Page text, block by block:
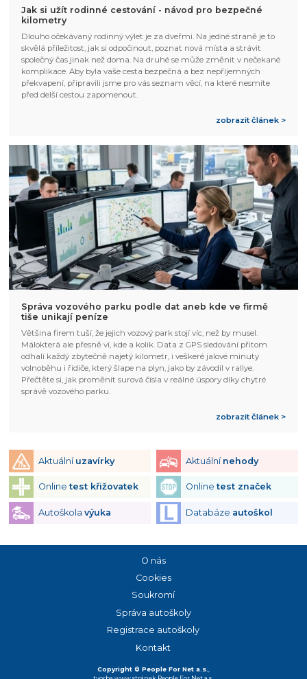
Jak si užít rodinné cestování - návod pro bezpečné
kilometry
Dlouho očekávaný rodinný výlet je za dveřmi. Na jedné straně je to
skvělá příležitost, jak si odpočinout, poznat nová místa a strávit
společný čas jinak než doma. Na druhé se může změnit v nečekané
komplikace. Aby byla vaše cesta bezpečná a bez nepříjemných
překvapení, připravili jsme pro vás seznam věcí, na které nesmíte
před delší cestou zapomenout.
zobrazit článek >
Správa vozového parku podle dat aneb kde ve firmě
tiše unikají peníze
Většina firem tuší, že jejich vozový park stojí víc, než by musel.
Málokterá ale přesně ví, kde a kolik. Data z GPS sledování přitom
odhalí každý zbytečně najetý kilometr, i veškeré jalové minuty
volnoběhu i řidiče, který šlape na plyn, jako by závodil v rallye.
Přečtěte si, jak proměnit surová čísla v reálné úspory díky chytré
správě vozového parku.
zobrazit článek >
Aktuální uzavírky Aktuální nehody
Onlinetest křižovatek Onlinetest značek
Autoškola výuka Databáze autoškol
Copyright © People For Net a.s.
O nás
Cookies
Soukromí
Správa autoškoly
Registrace autoškoly
Kontakt